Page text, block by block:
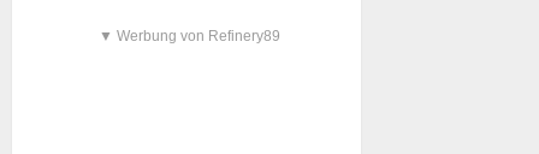
▼ Werbung von Refinery89